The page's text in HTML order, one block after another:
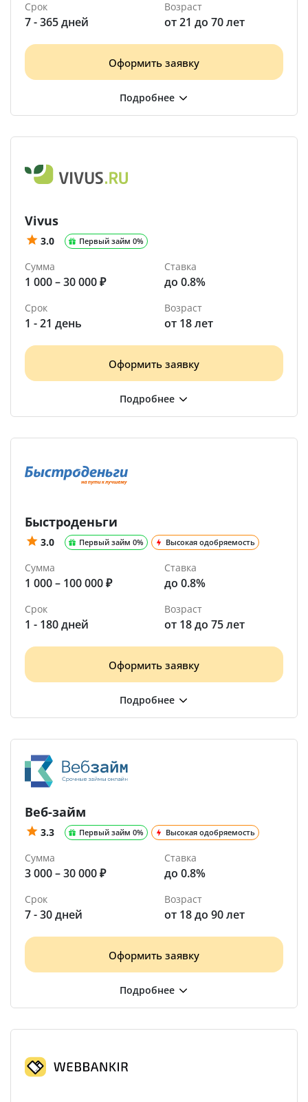
Срок
7 - 365 дней
Возраст
от 21 до 70 лет
Оформить заявку
Vivus
3.0 Первый займ 0%
Сумма
1 000 – 30 000 ₽
Ставка
до 0.8%
Срок
1 - 21 день
Возраст
от 18 лет
Оформить заявку
Быстроденьги
3.0 Первый займ 0% Высокая одобряемость
Сумма
1 000 – 100 000 ₽
Ставка
до 0.8%
Срок
1 - 180 дней
Возраст
от 18 до 75 лет
Оформить заявку
Веб-займ
3.3 Первый займ 0% Высокая одобряемость
Сумма
3 000 – 30 000 ₽
Ставка
до 0.8%
Срок
7 - 30 дней
Возраст
от 18 до 90 лет
Оформить заявку